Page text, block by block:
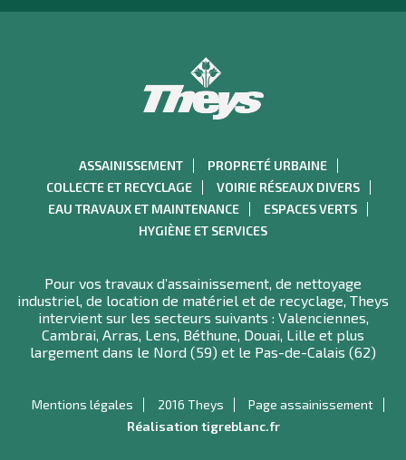
ASSAINISSEMENT
PROPRETÉ URBAINE
COLLECTE ET RECYCLAGE
VOIRIE RÉSEAUX DIVERS
EAU TRAVAUX ET MAINTENANCE
ESPACES VERTS
HYGIÈNE ET SERVICES
Pour vos travaux d’assainissement, de nettoyage
industriel, de location de matériel et de recyclage, Theys
intervient sur les secteurs suivants : Valenciennes,
Cambrai, Arras, Lens, Béthune, Douai, Lille et plus
largement dans le Nord (59) et le Pas-de-Calais (62)
Mentions légales 2016 Theys
Page assainissement
Réalisation tigreblanc.fr